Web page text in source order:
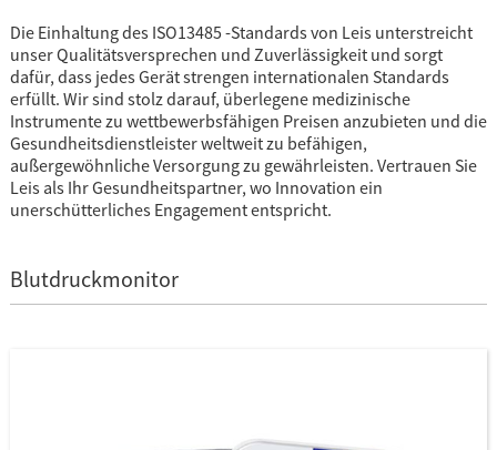
Die Einhaltung des ISO13485 -Standards von Leis unterstreicht
unser Qualitätsversprechen und Zuverlässigkeit und sorgt
dafür, dass jedes Gerät strengen internationalen Standards
erfüllt. Wir sind stolz darauf, überlegene medizinische
Instrumente zu wettbewerbsfähigen Preisen anzubieten und die
Gesundheitsdienstleister weltweit zu befähigen,
außergewöhnliche Versorgung zu gewährleisten. Vertrauen Sie
Leis als Ihr Gesundheitspartner, wo Innovation ein
unerschütterliches Engagement entspricht.
Blutdruckmonitor